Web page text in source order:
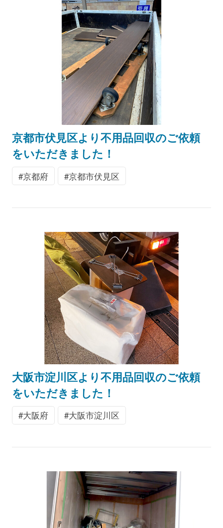
京都市伏見区より不用品回収のご依頼
をいただきました！
京都府 京都市伏見区
大阪市淀川区より不用品回収のご依頼
をいただきました！
大阪府 大阪市淀川区